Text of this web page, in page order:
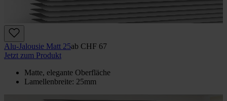
Alu-Jalousie Matt 25ab CHF 67
Jetzt zum Produkt
Matte, elegante Oberfläche
Lamellenbreite: 25mm